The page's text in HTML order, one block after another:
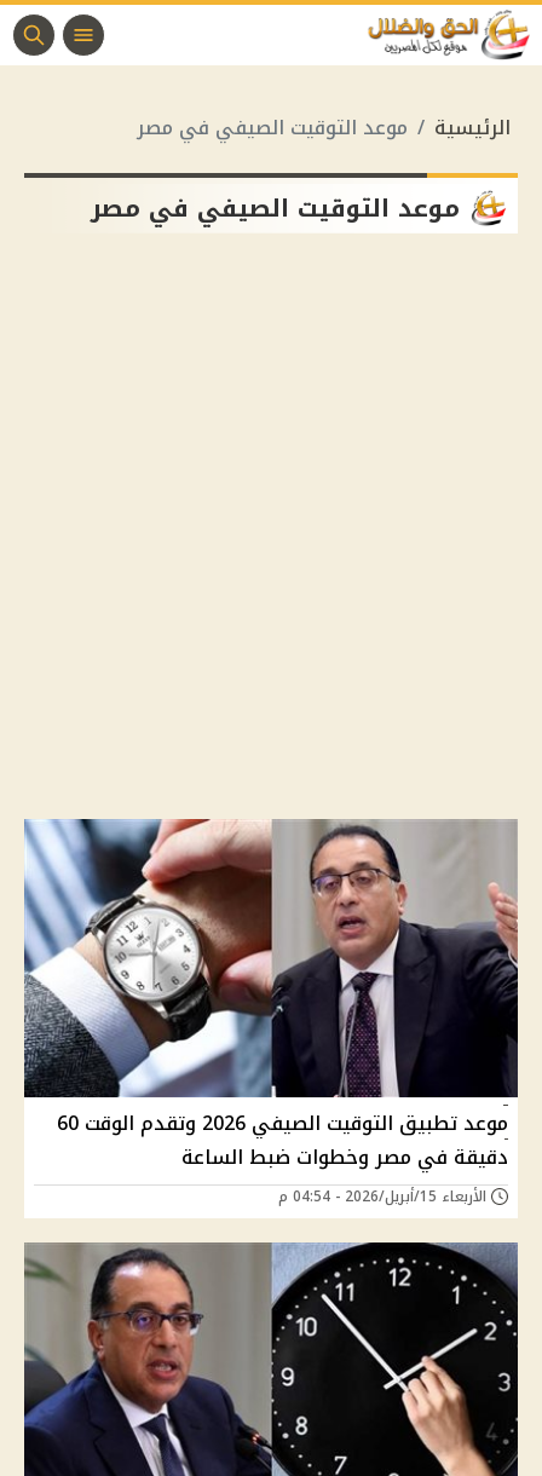
الرئيسية موعد التوقيت الصيفي في مصر
موعد التوقيت الصيفي في مصر
موعد تطبيق التوقيت الصيفي 2026 وتقدم الوقت 60
دقيقة في مصر وخطوات ضبط الساعة
الأربعاء 15/أبريل/2026 - 04:54 م